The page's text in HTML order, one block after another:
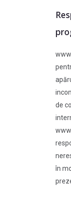
de
în